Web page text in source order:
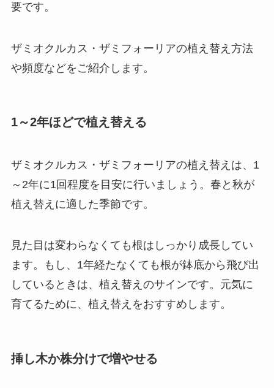
要です。
ザミオクルカス・ザミフォーリアの植え替え方法
や頻度などをご紹介します。
1～2年ほどで植え替える
ザミオクルカス・ザミフォーリアの植え替えは、 1
～2年に1回程度を目安に行いましょう。春と秋が
植え替えに適した季節です。
見た目は変わらなくても根はしっかり成長してい
ます。もし、1年経たなくても根が鉢底から飛び出
しているときは、植え替えのサインです。元気に
育てるために、植え替えをおすすめします。
挿し木か株分けで増やせる